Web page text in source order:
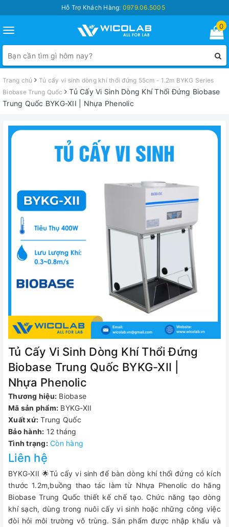
Hỗ Trợ Khách Hàng: 0979.06.5005
Toggle
navigation
0
Trang chủ
Tủ cấy vi sinh dòng khí thổi đứng 55cm - 1.2m BYKG Series
Biobase Trung Quốc
Tủ Cấy Vi Sinh Dòng Khí Thổi Đứng Biobase
Trung Quốc BYKG-XII | Nhựa Phenolic
Tủ Cấy Vi Sinh Dòng Khí Thổi Đứng
Biobase Trung Quốc BYKG-XII |
Nhựa Phenolic
Thương hiệu: Biobase
Mã sản phẩm: BYKG-XII
Xuất xứ: Trung Quốc
Bảo hành: 12 tháng
Tình trạng: Còn hàng
Liên hệ
BYKG-XII 🌟Tủ cấy vi sinh để bàn dòng khí thổi đứng có kích
thước 1.2m,buồng thao tác làm từ Nhựa Phenolic do hãng
Biobase Trung Quốc thiết kế chế tạo. Chức năng tạo dòng
khí sạch, dùng trong nuôi cấy vi sinh hoặc những công việc
đòi hỏi môi trường vô trùng. Sản phẩm được nhập khẩu và